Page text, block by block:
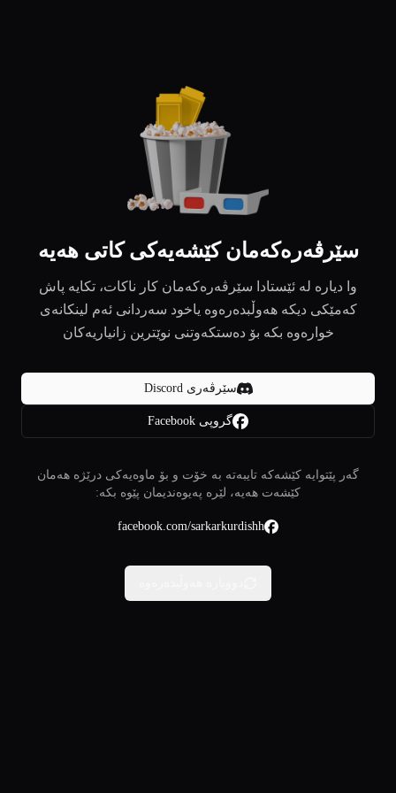
سێرڤەرەکەمان کێشەیەکی کاتی هەیە
وا دیارە لە ئێستادا سێرڤەرەکەمان کار ناکات، تکایە پاش
کەمێکی دیکە هەوڵبدەرەوە یاخود سەردانی ئەم لینکانەی
خوارەوە بکە بۆ دەستکەوتنی نوێترین زانیاریەکان
سێرڤەری Discord
گروپی Facebook
گەر پێتوایە کێشەکە تایبەتە بە خۆت و بۆ ماوەیەکی درێژە هەمان
کێشەت هەیە، لێرە پەیوەندیمان پێوە بکە:
facebook.com/sarkarkurdishh